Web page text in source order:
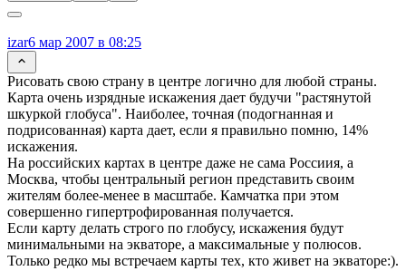
izar6 мар 2007 в 08:25
Рисовать свою страну в центре логично для любой страны.
Карта очень изрядные искажения дает будучи "растянутой
шкуркой глобуса". Наиболее, точная (подогнанная и
подрисованная) карта дает, если я правильно помню, 14%
искажения.
На российских картах в центре даже не сама Россиия, а
Москва, чтобы центральный регион представить своим
жителям более-менее в масштабе. Камчатка при этом
совершенно гипертрофированная получается.
Если карту делать строго по глобусу, искажения будут
минимальными на экваторе, а максимальные у полюсов.
Только редко мы встречаем карты тех, кто живет на экваторе:).